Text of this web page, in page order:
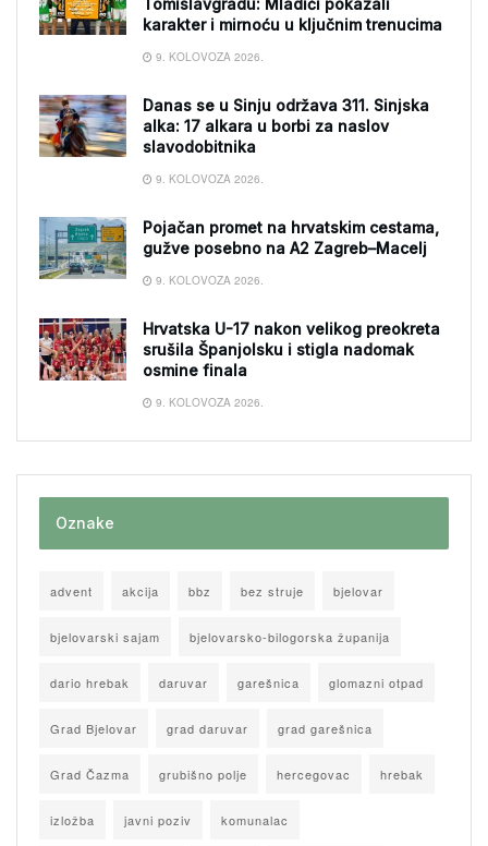
Tomislavgradu: Mladići pokazali
karakter i mirnoću u ključnim trenucima
9. KOLOVOZA 2026.
Danas se u Sinju održava 311. Sinjska
alka: 17 alkara u borbi za naslov
slavodobitnika
9. KOLOVOZA 2026.
Pojačan promet na hrvatskim cestama,
gužve posebno na A2 Zagreb–Macelj
9. KOLOVOZA 2026.
Hrvatska U-17 nakon velikog preokreta
srušila Španjolsku i stigla nadomak
osmine finala
9. KOLOVOZA 2026.
Oznake
advent akcija bbz bez struje bjelovar
bjelovarski sajam bjelovarsko-bilogorska županija
dario hrebak daruvar garešnica glomazni otpad
Grad Bjelovar grad daruvar grad garešnica
Grad Čazma grubišno polje hercegovac hrebak
izložba javni poziv komunalac